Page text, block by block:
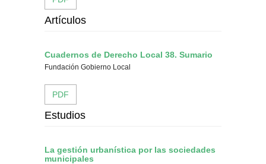
Artículos
Cuadernos de Derecho Local 38. Sumario
Fundación Gobierno Local
PDF
Estudios
La gestión urbanística por las sociedades
municipales